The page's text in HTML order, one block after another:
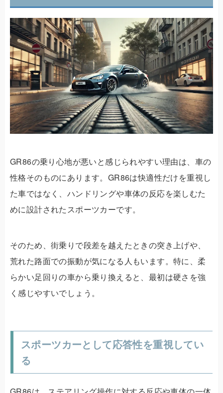
GR86の乗り心地が悪いと感じられやすい理由は、車の
性格そのものにあります。GR86は快適性だけを重視し
た車ではなく、ハンドリングや車体の反応を楽しむた
めに設計されたスポーツカーです。
そのため、街乗りで段差を越えたときの突き上げや、
荒れた路面での振動が気になる人もいます。特に、柔
らかい足回りの車から乗り換えると、最初は硬さを強
く感じやすいでしょう。
スポーツカーとして応答性を重視してい
る